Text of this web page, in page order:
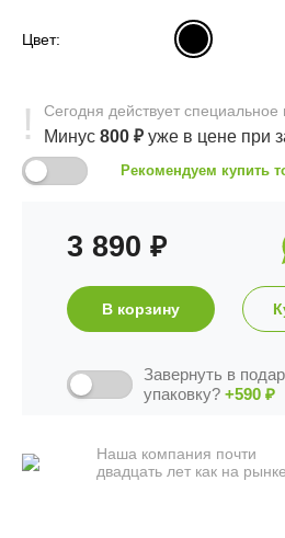
Цвет:
Сегодня действует специальное
Минус 800 ₽ уже в цене при
Рекомендуем купить
3 890 ₽
В корзину
Завернуть в
упаковку? +590 ₽
Наша компания почти
двадцать лет как на